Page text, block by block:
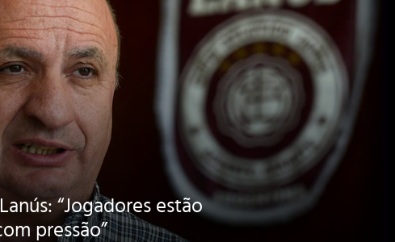
“Jogadores estão
pressão”